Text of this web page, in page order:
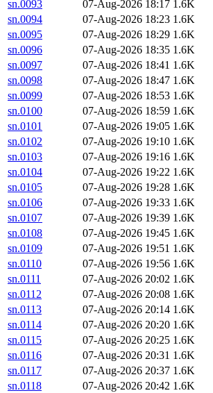
sn.0093
07-Aug-2026 18:17 1.6K
sn.0094
07-Aug-2026 18:23 1.6K
sn.0095
07-Aug-2026 18:29 1.6K
sn.0096
07-Aug-2026 18:35 1.6K
sn.0097
07-Aug-2026 18:41 1.6K
sn.0098
07-Aug-2026 18:47 1.6K
sn.0099
07-Aug-2026 18:53 1.6K
sn.0100
07-Aug-2026 18:59 1.6K
sn.0101
07-Aug-2026 19:05 1.6K
sn.0102
07-Aug-2026 19:10 1.6K
sn.0103
07-Aug-2026 19:16 1.6K
sn.0104
07-Aug-2026 19:22 1.6K
sn.0105
07-Aug-2026 19:28 1.6K
sn.0106
07-Aug-2026 19:33 1.6K
sn.0107
07-Aug-2026 19:39 1.6K
sn.0108
07-Aug-2026 19:45 1.6K
sn.0109
07-Aug-2026 19:51 1.6K
sn.0110
07-Aug-2026 19:56 1.6K
sn.0111
07-Aug-2026 20:02 1.6K
sn.0112
07-Aug-2026 20:08 1.6K
sn.0113
07-Aug-2026 20:14 1.6K
sn.0114
07-Aug-2026 20:20 1.6K
sn.0115
07-Aug-2026 20:25 1.6K
sn.0116
07-Aug-2026 20:31 1.6K
sn.0117
07-Aug-2026 20:37 1.6K
sn.0118
07-Aug-2026 20:42 1.6K